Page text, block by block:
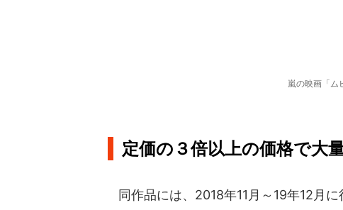
嵐の映画「ム
定価の３倍以上の価格で大
同作品には、2018年11月～19年12月